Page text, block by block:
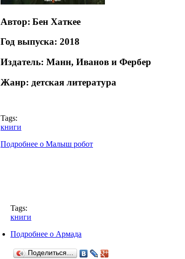
Автор: Бен Хаткеe
Год выпуска: 2018
Издатель: Манн, Иванов и Фербер
Жанр: детская литература
Tags:
книги
Подробнее о Малыш робот
Tags:
книги
Подробнее о Армада
Поделиться…